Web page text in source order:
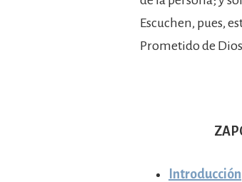
Escuchen, pues,
Prometido de
Introducción